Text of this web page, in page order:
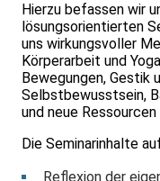
Hierzu befassen wir
lösungsorientierten
uns wirkungsvoller
Körperarbeit und
Bewegungen, Gestik
Selbstbewusstsein,
und neue
Die Seminarinhalte
Reflexion der